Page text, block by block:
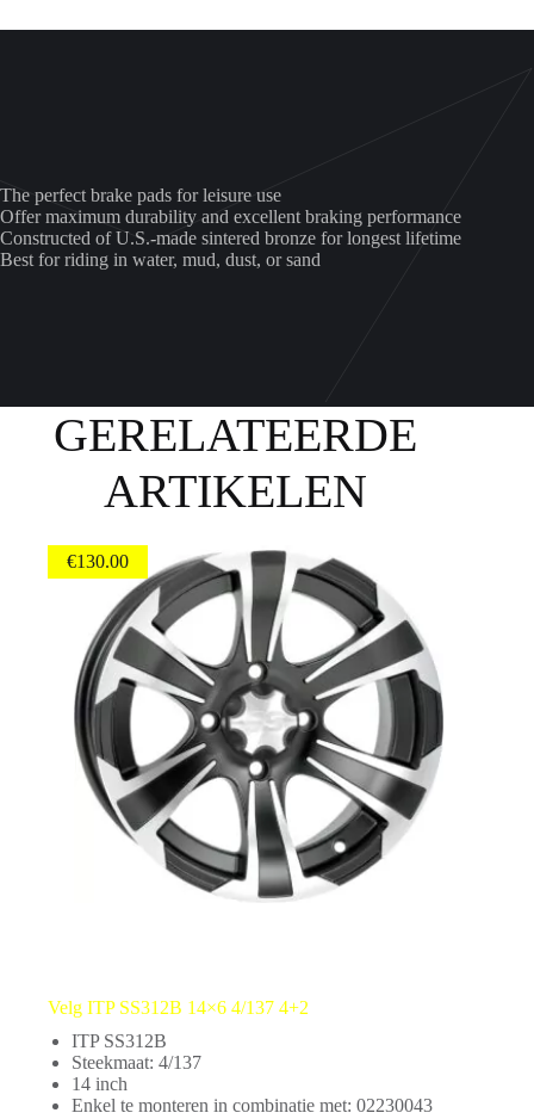
The perfect brake pads for leisure use
Offer maximum durability and excellent braking performance
Constructed of U.S.-made sintered bronze for longest lifetime
Best for riding in water, mud, dust, or sand
GERELATEERDE
ARTIKELEN
Velg ITP SS312B 14×6 4/137 4+2
€130.00
ITP SS312B
Steekmaat: 4/137
14 inch
Enkel te monteren in combinatie met: 02230043